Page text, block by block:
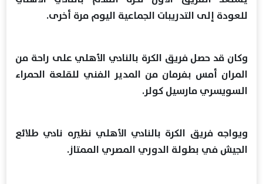
للعودة إلى التدريبات الجماعية اليوم مرة أخرى.
وكان قد حصل فريق الكرة بالنادي الأهلي على راحة من
المران أمس بفرمان من المدير الفني للقلعة الحمراء
السويسري مارسيل كولر.
ويواجه فريق الكرة بالنادي الأهلي نظيره نادي طلائع
الجيش في بطولة الدوري المصري الممتاز.